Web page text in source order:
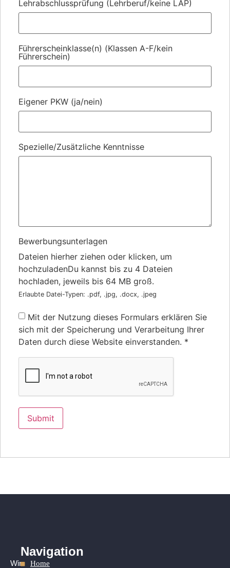
Lehrabschlussprüfung (Lehrberuf/keine LAP)
Führerscheinklasse(n) (Klassen A-F/kein
Führerschein)
Eigener PKW (ja/nein)
Spezielle/Zusätzliche Kenntnisse
Bewerbungsunterlagen
Dateien hierher ziehen oder klicken, um
hochzuladenDu kannst bis zu 4 Dateien
hochladen, jeweils bis 64 MB groß.
Erlaubte Datei-Typen: .pdf, .jpg, .docx, .jpeg
Mit der Nutzung dieses Formulars erklären Sie
sich mit der Speicherung und Verarbeitung Ihrer
Daten durch diese Website einverstanden. *
Wir
Navigation
Home